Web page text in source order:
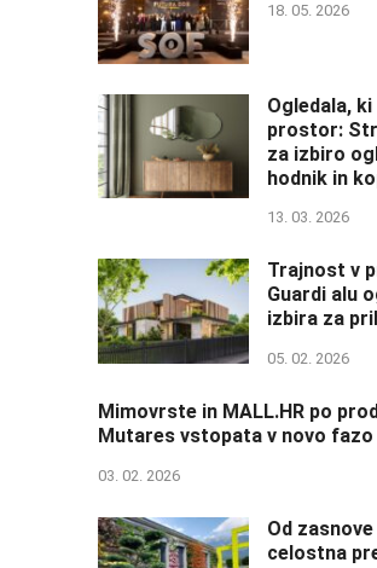
18. 05. 2026
Ogledala,
prostor:
za izbiro
hodnik in
13. 03. 2026
Trajnost v
Guardi alu
izbira za
05. 02. 2026
Mimovrste in MALL.HR po
Mutares vstopata v novo
03. 02. 2026
Od
celostna